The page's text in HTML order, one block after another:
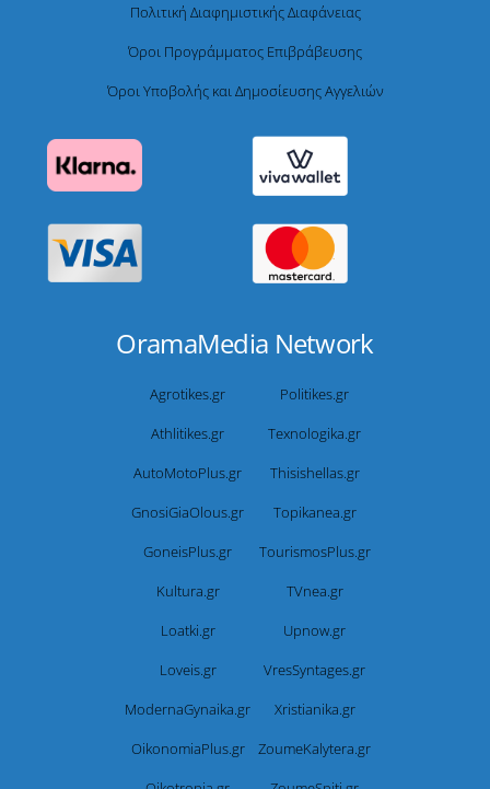
Πολιτική Διαφημιστικής Διαφάνειας
Όροι Προγράμματος Επιβράβευσης
Όροι Υποβολής και Δημοσίευσης Αγγελιών
OramaMedia Network
Agrotikes.gr
Politikes.gr
Athlitikes.gr
Texnologika.gr
AutoMotoPlus.gr
Thisishellas.gr
GnosiGiaOlous.gr
Topikanea.gr
GoneisPlus.gr
TourismosPlus.gr
Kultura.gr
TVnea.gr
Loatki.gr
Upnow.gr
Loveis.gr
VresSyntages.gr
ModernaGynaika.gr
Xristianika.gr
OikonomiaPlus.gr
ZoumeKalytera.gr